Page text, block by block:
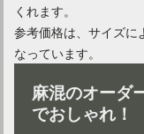
くれます。
参考価格は、サイズに
なっています。
麻混のオーダ
でおしゃれ！